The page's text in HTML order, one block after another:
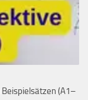
(A1–